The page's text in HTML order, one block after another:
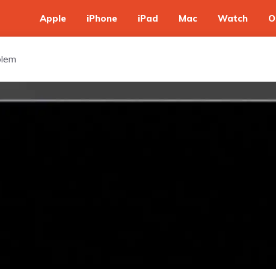
Apple iPhone iPad Mac Watch